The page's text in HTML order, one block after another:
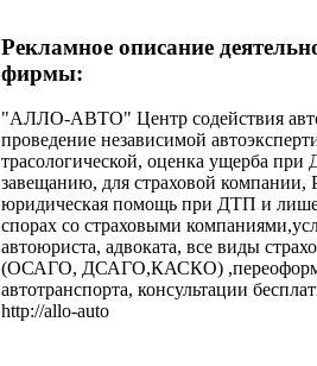
Рекламное описание
фирмы:
"АЛЛО-АВТО" Центр содействия
проведение независимой
трасологической, оценка ущерба
завещанию, для страховой компании,
юридическая помощь при ДТП и
спорах со страховыми
автоюриста, адвоката, все виды
(ОСАГО, ДСАГО,КАСКО)
автотранспорта, консультации
http://allo-auto